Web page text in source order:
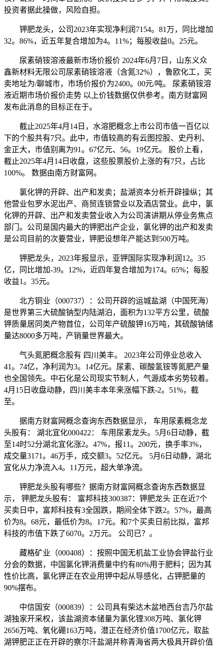
投资者据此操做，风险自担。
钾肥龙头，公司2023年实现净利润7154。81万，同比增加
32。86%，近五年复合增加为4。11%；每股收益0。25元。
尿素硝铵溶液最新市场价报价 2024年6月7日，山东义众
鑫新材料无限公司尿素硝铵溶液（含氮32%），鲁欧化工，买
卖地址为/聊城市，市场价报价为2400。00元/吨。 尿素硝铵溶
液近期市场价报价走势 以上价钱数据仅供参考。南方财富网
发布此消息的目标正在于。
截止2025年4月14日，水溶肥概念上市公司市值一百亿以
下的个股共有7只。此中，市值较高的有云图控股、史丹利、
金正大，市值别离为91。67亿元、56。19亿元。 股价上看，
截止2025年4月14日收盘，这些股票股价上涨的有7只，占比
100%。 数据由南方财富网。
氯化钾的开辟、出产和发卖；盐湖资本分析开辟操纵；其
他营业包罗水泥出产、商贸连锁营业以及酒店营业。此中，氯
化钾的开辟、出产和发卖营业收入为公司演讲期从停业务焦点
部门。公司是国内最大的钾肥出产企业，氯化钾的出产和发卖
是公司目前的次要营业，钾肥设想年产能达到500万吨。
钾肥龙头，2023年报显示，亚钾国际实现净利润12。35
亿，同比增加-39。12%，近四年复合增加为174。65%；每股
收益1。35元。
北方铜业（000737）：公司开辟的运城盐湖（中国死海）
是世界第三大硫酸钠型内陆湖泊，面积为132平方公里，硫酸
钾质量居同类产物首位，公司年产硫酸钾16万吨，其硫酸钠储
量达8000多万吨，产销量世界最大。
气头氮肥概念股有 四川美丰。 2023年公司停业总收入
41。74亿，净利润为3。14亿元。尿素、碳酸氢铵等氮肥产量
也全国领先。中石化是公司现实节制人，气源成本劣势较着。
4月15日收盘动静，四川美丰本年来涨幅下跌-2。51%，截
至。
据南方财富网概念查询东西数据显示， 车用尿素概念龙
头股有： 湖北宜化000422： 车用尿素龙头。5月6日动静，截
至14时52分湖北宜化涨2。47%，报11。200元，换手率3%，
成交量3171。46万手，成交额3。52亿元。 5月6日动静，湖北
宜化从力净流入4。11万元，超大单净流。
钾肥龙头股有哪些？据南方财富网概念查询东西数据显
示， 钾肥龙头股有： 富邦科技300387：钾肥龙头 正在近7个
买卖日中，富邦科技有3全国跌，期间全体下跌2。57%，最高
价为8。68元，最低价为8。17元。和7个买卖日前比拟，富邦
科技的市值下跌了6070。2万元。 公司已？。
藏格矿业（000408）：按照中国无机盐工业协会钾盐行业
分会的数据，中国氯化钾消费量中约有80%用于肥料；因为其
性价比高，氯化钾正在农业用钾中起从导感化，占钾肥量的
90%摆布。
中信国安（000839）：公司具有柴达木盆地西台吉乃尔盐
湖独家开采权，该盐湖资本储量为氯化锂308万吨、氯化钾
2656万吨、氧化硼163万吨，潜正在经济价值1700亿元，取盐
湖钾肥正正在开辟的察尔汗盐湖并称青海省两大极具开辟价值